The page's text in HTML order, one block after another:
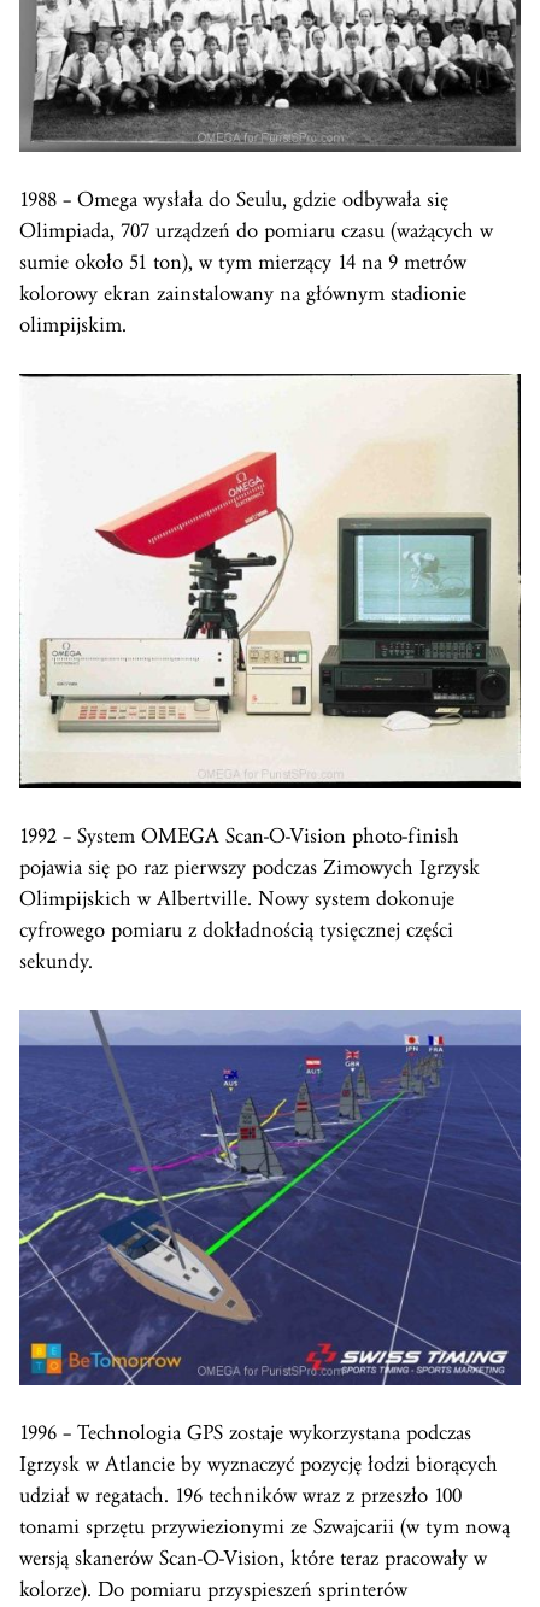
1988 – Omega wysłała do Seulu, gdzie odbywała się
Olimpiada, 707 urządzeń do pomiaru czasu (ważących w
sumie około 51 ton), w tym mierzący 14 na 9 metrów
kolorowy ekran zainstalowany na głównym stadionie
olimpijskim.
1992 – System OMEGA Scan-O-Vision photo-finish
pojawia się po raz pierwszy podczas Zimowych Igrzysk
Olimpijskich w Albertville. Nowy system dokonuje
cyfrowego pomiaru z dokładnością tysięcznej części
sekundy.
1996 – Technologia GPS zostaje wykorzystana podczas
Igrzysk w Atlancie by wyznaczyć pozycję łodzi biorących
udział w regatach. 196 techników wraz z przeszło 100
tonami sprzętu przywiezionymi ze Szwajcarii (w tym nową
wersją skanerów Scan-O-Vision, które teraz pracowały w
kolorze). Do pomiaru przyspieszeń sprinterów